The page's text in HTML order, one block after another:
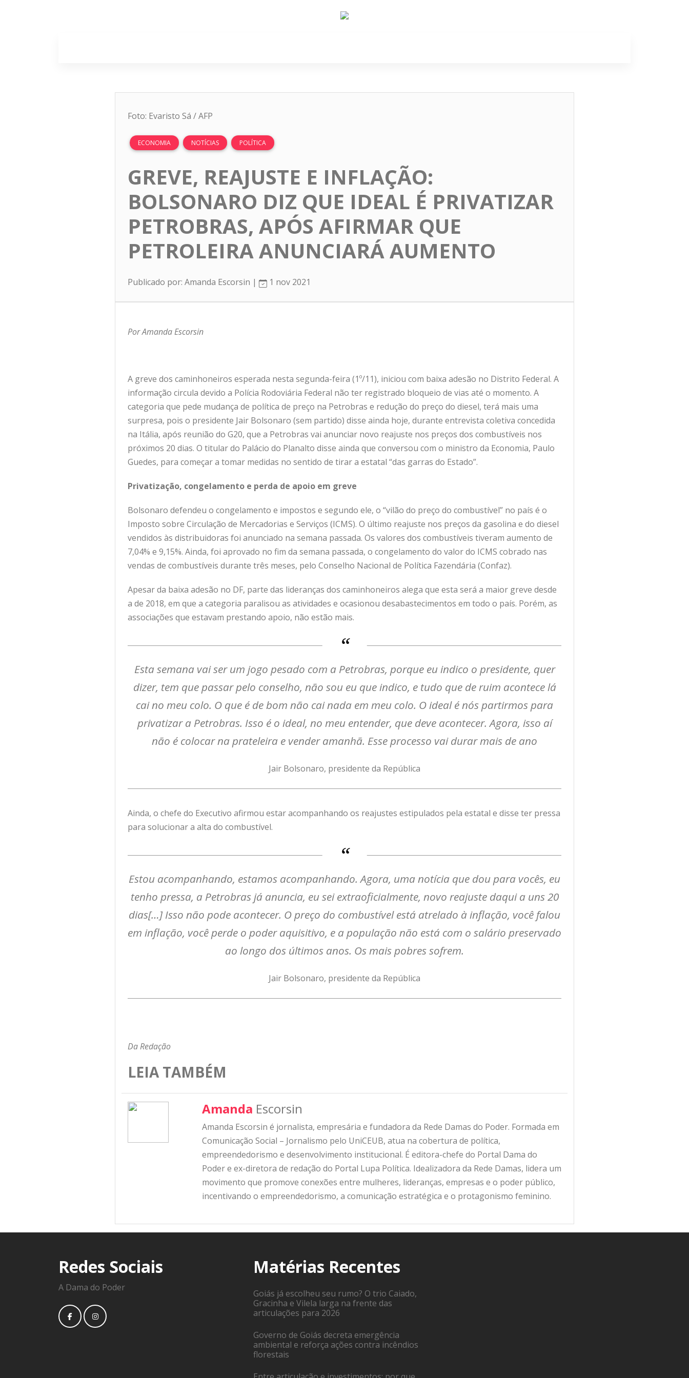
Foto: Evaristo Sá / AFP
ECONOMIA NOTÍCIAS POLÍTICA
GREVE, REAJUSTE E INFLAÇÃO:
BOLSONARO DIZ QUE IDEAL É PRIVATIZAR
PETROBRAS, APÓS AFIRMAR QUE
PETROLEIRA ANUNCIARÁ AUMENTO
Publicado por: Amanda Escorsin | 1 nov 2021
Por Amanda Escorsin
A greve dos caminhoneiros esperada nesta segunda-feira (1º/11), iniciou com baixa adesão no Distrito Federal. A
informação circula devido a Polícia Rodoviária Federal não ter registrado bloqueio de vias até o momento. A
categoria que pede mudança de política de preço na Petrobras e redução do preço do diesel, terá mais uma
surpresa, pois o presidente Jair Bolsonaro (sem partido) disse ainda hoje, durante entrevista coletiva concedida
na Itália, após reunião do G20, que a Petrobras vai anunciar novo reajuste nos preços dos combustíveis nos
próximos 20 dias. O titular do Palácio do Planalto disse ainda que conversou com o ministro da Economia, Paulo
Guedes, para começar a tomar medidas no sentido de tirar a estatal “das garras do Estado”.
Privatização, congelamento e perda de apoio em greve
Bolsonaro defendeu o congelamento e impostos e segundo ele, o “vilão do preço do combustível” no país é o
Imposto sobre Circulação de Mercadorias e Serviços (ICMS). O último reajuste nos preços da gasolina e do diesel
vendidos às distribuidoras foi anunciado na semana passada. Os valores dos combustíveis tiveram aumento de
7,04% e 9,15%. Ainda, foi aprovado no fim da semana passada, o congelamento do valor do ICMS cobrado nas
vendas de combustíveis durante três meses, pelo Conselho Nacional de Política Fazendária (Confaz).
Apesar da baixa adesão no DF, parte das lideranças dos caminhoneiros alega que esta será a maior greve desde
a de 2018, em que a categoria paralisou as atividades e ocasionou desabastecimentos em todo o país. Porém, as
associações que estavam prestando apoio, não estão mais.
Esta semana vai ser um jogo pesado com a Petrobras, porque eu indico o presidente, quer
dizer, tem que passar pelo conselho, não sou eu que indico, e tudo que de ruim acontece lá
cai no meu colo. O que é de bom não cai nada em meu colo. O ideal é nós partirmos para
privatizar a Petrobras. Isso é o ideal, no meu entender, que deve acontecer. Agora, isso aí
não é colocar na prateleira e vender amanhã. Esse processo vai durar mais de ano
Jair Bolsonaro, presidente da República
Ainda, o chefe do Executivo afirmou estar acompanhando os reajustes estipulados pela estatal e disse ter pressa
para solucionar a alta do combustível.
Estou acompanhando, estamos acompanhando. Agora, uma notícia que dou para vocês, eu
tenho pressa, a Petrobras já anuncia, eu sei extraoficialmente, novo reajuste daqui a uns 20
dias[…] Isso não pode acontecer. O preço do combustível está atrelado à inflação, você falou
em inflação, você perde o poder aquisitivo, e a população não está com o salário preservado
ao longo dos últimos anos. Os mais pobres sofrem.
Jair Bolsonaro, presidente da República
Da Redação
LEIA TAMBÉM
Amanda Escorsin
Amanda Escorsin é jornalista, empresária e fundadora da Rede Damas do Poder. Formada em
Comunicação Social – Jornalismo pelo UniCEUB, atua na cobertura de política,
empreendedorismo e desenvolvimento institucional. É editora-chefe do Portal Dama do
Poder e ex-diretora de redação do Portal Lupa Política. Idealizadora da Rede Damas, lidera um
movimento que promove conexões entre mulheres, lideranças, empresas e o poder público,
incentivando o empreendedorismo, a comunicação estratégica e o protagonismo feminino.
Redes Sociais
A Dama do Poder
Matérias Recentes
Goiás já escolheu seu rumo? O trio Caiado,
Gracinha e Vilela larga na frente das
articulações para 2026
Governo de Goiás decreta emergência
ambiental e reforça ações contra incêndios
florestais